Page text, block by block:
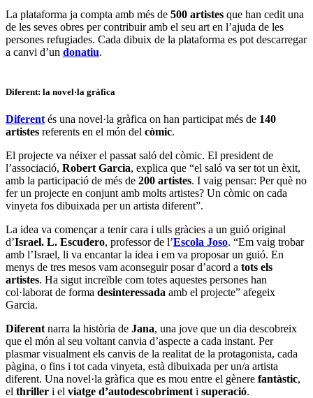
La plataforma ja compta amb més de 500 artistes que han cedit una
de les seves obres per contribuir amb el seu art en l’ajuda de les
persones refugiades. Cada dibuix de la plataforma es pot descarregar
a canvi d’un donatiu.
Diferent: la novel·la gràfica
Diferent és una novel·la gràfica on han participat més de 140
artistes referents en el món del còmic.
El projecte va néixer el passat saló del còmic. El president de
l’associació, Robert Garcia, explica que “el saló va ser tot un èxit,
amb la participació de més de 200 artistes. I vaig pensar: Per què no
fer un projecte en conjunt amb molts artistes? Un còmic on cada
vinyeta fos dibuixada per un artista diferent”.
La idea va començar a tenir cara i ulls gràcies a un guió original
d’Israel. L. Escudero, professor de l’Escola Joso. “Em vaig trobar
amb l’Israel, li va encantar la idea i em va proposar un guió. En
menys de tres mesos vam aconseguir posar d’acord a tots els
artistes. Ha sigut increïble com totes aquestes persones han
col·laborat de forma desinteressada amb el projecte” afegeix
Garcia.
Diferent narra la història de Jana, una jove que un dia descobreix
que el món al seu voltant canvia d’aspecte a cada instant. Per
plasmar visualment els canvis de la realitat de la protagonista, cada
pàgina, o fins i tot cada vinyeta, està dibuixada per un/a artista
diferent. Una novel·la gràfica que es mou entre el gènere fantàstic,
el thriller i el viatge d’autodescobriment i superació.